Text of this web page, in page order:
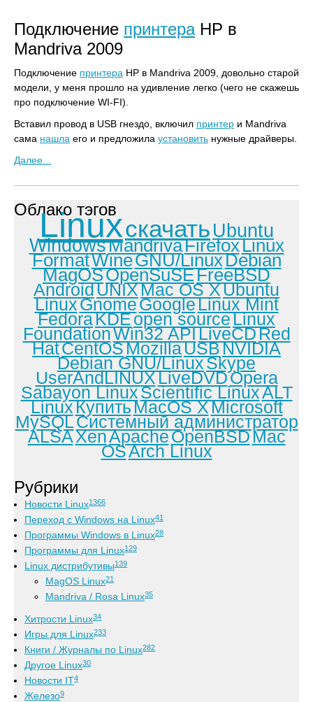
Подключение принтераHP в
Mandriva 2009
Подключение принтера HP в Mandriva 2009, довольно старой
модели, у меня прошло на удивление легко (чего не скажешь
про подключение WI-FI).
Вставил провод в USB гнездо, включил принтер и Mandriva
сама нашла его и предложила установить нужные драйверы.
Далее...
Облако тэгов
Linuxскачать Ubuntu
WindowsMandrivaFirefoxLinux
FormatWineGNU/LinuxDebian
MagOSOpenSuSEFreeBSD
AndroidUNIXMac OS XUbuntu
LinuxGnomeGoogleLinux Mint
FedoraKDEopen sourceLinux
FoundationWin32 APILiveCDRed
HatCentOSMozillaUSBNVIDIA
Debian GNU/LinuxSkype
UserAndLINUXLiveDVDOpera
Sabayon LinuxScientific LinuxALT
LinuxКупитьMacOS XMicrosoft
MySQLСистемный администратор
ALSAXenApacheOpenBSDMac
OSArch Linux
Рубрики
Новости Linux1366
Переход с Windows на Linux41
Программы Windows в Linux28
Программы для Linux129
Linux дистрибутивы139
MagOS Linux21
Mandriva / Rosa Linux35
Хитрости Linux34
Игры для Linux233
Книги / Журналы по Linux282
Другое Linux30
Новости IT4
Железо9